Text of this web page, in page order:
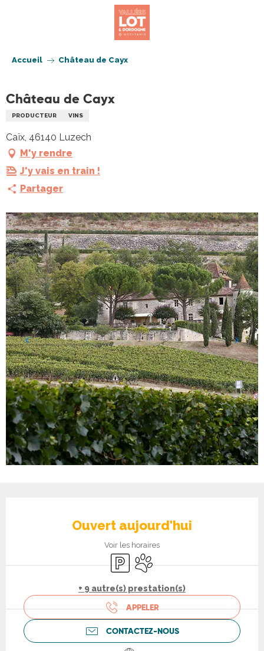
Accueil Château de Cayx
Château de Cayx
PRODUCTEUR VINS
Caïx, 46140 Luzech
M'y rendre
J'y vais en train !
Partager
Ouvert aujourd'hui
Voir les horaires
ParkingAnimaux acceptés
+ 9 autre(s) prestation(s)
APPELER
CONTACTEZ-NOUS